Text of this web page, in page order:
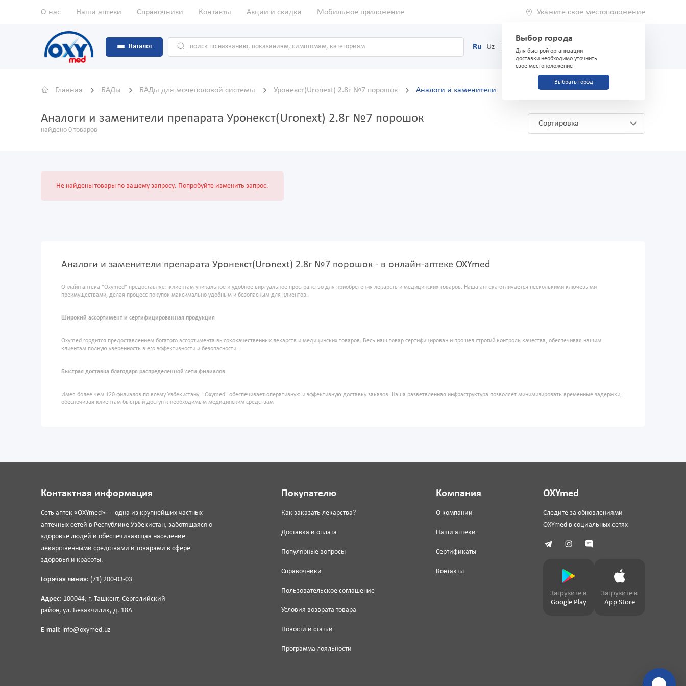
О нас Наши аптеки Справочники Контакты Акции и скидки Мобильное приложение Укажите свое местоположение
Выбор города
Для быстрой организации
доставки необходимо уточнить
свое местоположение
Выбрать город
Каталог Ru Uz (71) 200-03-03
Главная БАДы БАДы для мочеполовой системы Уронекст(Uronext) 2.8г №7 порошок Аналоги и заменители
Аналоги и заменители препарата Уронекст(Uronext) 2.8г №7 порошок
найдено 0 товаров
Сортировка
Не найдены товары по вашему запросу. Попробуйте изменить запрос.
Аналоги и заменители препарата Уронекст(Uronext) 2.8г №7 порошок - в онлайн-аптеке OXYmed
Онлайн аптека "Oxymed" предоставляет клиентам уникальное и удобное виртуальное пространство для приобретения лекарств и медицинских товаров. Наша аптека отличается несколькими ключевыми
преимуществами, делая процесс покупок максимально удобным и безопасным для клиентов.
Широкий ассортимент и сертифицированная продукция
Oxymed гордится предоставлением богатого ассортимента высококачественных лекарств и медицинских товаров. Весь наш товар сертифицирован и прошел строгий контроль качества, обеспечивая нашим
клиентам полную уверенность в его эффективности и безопасности.
Быстрая доставка благодаря распределенной сети филиалов
Имея более чем 120 филиалов по всему Узбекистану, "Oxymed" обеспечивает оперативную и эффективную доставку заказов. Наша разветвленная инфраструктура позволяет минимизировать временные задержки,
обеспечивая клиентам быстрый доступ к необходимым медицинским средствам
Контактная информация
Сеть аптек «OXYmed» — одна из крупнейших частных
аптечных сетей в Республике Узбекистан, заботящаяся о
здоровье людей и обеспечивающая население
лекарственными средствами и товарами в сфере
здоровья и красоты.
Горячая линия: (71) 200-03-03
Адрес: 100044, г. Ташкент, Сергелийский
район, ул. Безакчилик, д. 18А
E-mail: info@oxymed.uz
Покупателю
Как заказать лекарства?
Доставка и оплата
Популярные вопросы
Справочники
Пользовательское соглашение
Условия возврата товара
Новости и статьи
Программа лояльности
Компания
О компании
Наши аптеки
Сертификаты
Контакты
OXYmed
Следите за обновлениями
OXYmed в социальных сетях
Загрузите в
Google Play
Загрузите в
App Store